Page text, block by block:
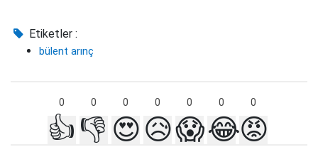
Etiketler :
bülent arınç
0 0 0 0 0 0 0
👍 👎 😍😥😱😂😡